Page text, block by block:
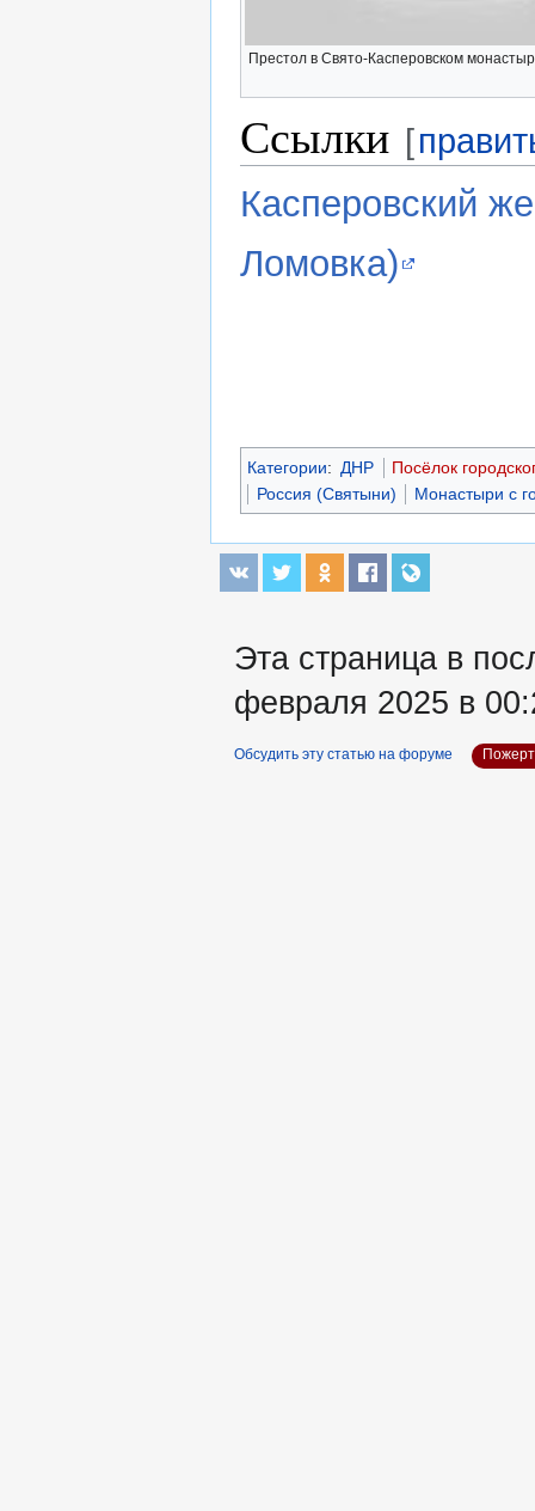
Престол в Свято-Касперовском
Ссылки [
Касперовский
Ломовка)
Категории: ДНР
Посёлок
Россия (Святыни)
Монастыри с
Эта страница в
февраля 2025 в
Обсудить эту статью на форуме